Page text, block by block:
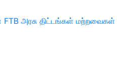
FTB அரசு திட்டங்கள் மற்றவைகள்